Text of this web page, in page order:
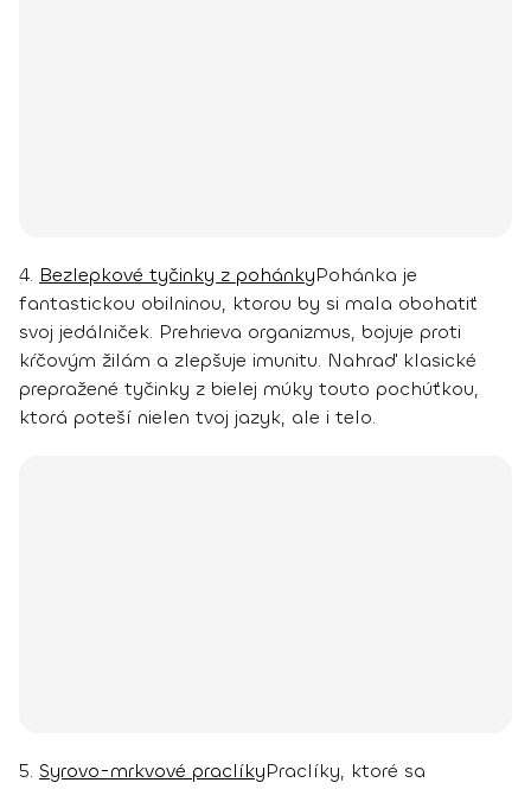
4. Bezlepkové tyčinky z pohánkyPohánka je
fantastickou obilninou, ktorou by si mala obohatiť
svoj jedálniček. Prehrieva organizmus, bojuje proti
kŕčovým žilám a zlepšuje imunitu. Nahraď klasické
prepražené tyčinky z bielej múky touto pochúťkou,
ktorá poteší nielen tvoj jazyk, ale i telo.
5. Syrovo-mrkvové praclíkyPraclíky, ktoré sa